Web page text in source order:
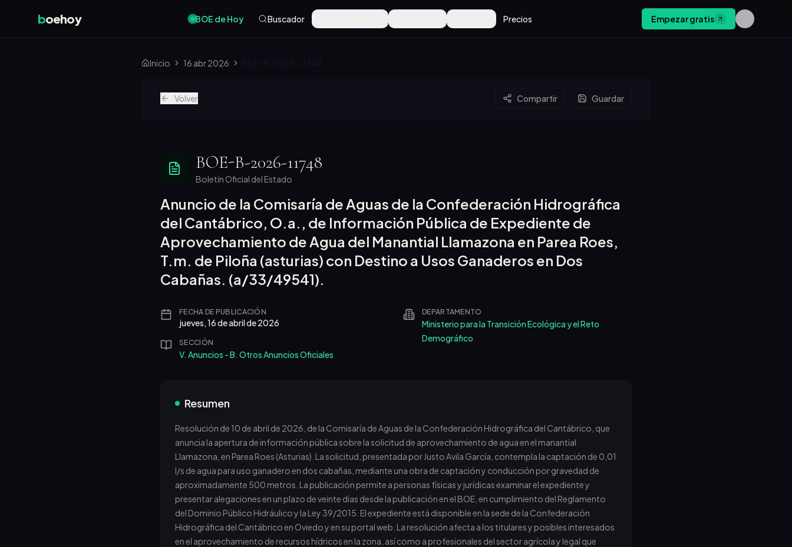
boehoy BOE de Hoy Buscador Precios Empezar gratis
Inicio 16 abr 2026 BOE-B-2026-11748
Volver Compartir Guardar
BOE-B-2026-11748
Boletín Oficial del Estado
Anuncio de la Comisaría de Aguas de la Confederación Hidrográfica
del Cantábrico, O.a., de Información Pública de Expediente de
Aprovechamiento de Agua del Manantial Llamazona en Parea Roes,
T.m. de Piloña (asturias) con Destino a Usos Ganaderos en Dos
Cabañas. (a/33/49541).
FECHA DE PUBLICACIÓN
jueves, 16 de abril de 2026
SECCIÓN
V. Anuncios - B. Otros Anuncios Oficiales
DEPARTAMENTO
Ministerio para la Transición Ecológica y el Reto
Demográfico
Resumen
Resolución de 10 de abril de 2026, de la Comisaría de Aguas de la Confederación Hidrográfica del Cantábrico, que
anuncia la apertura de información pública sobre la solicitud de aprovechamiento de agua en el manantial
Llamazona, en Parea Roes (Asturias). La solicitud, presentada por Justo Avila García, contempla la captación de 0,01
l/s de agua para uso ganadero en dos cabañas, mediante una obra de captación y conducción por gravedad de
aproximadamente 500 metros. La publicación permite a personas físicas y jurídicas examinar el expediente y
presentar alegaciones en un plazo de veinte días desde la publicación en el BOE, en cumplimiento del Reglamento
del Dominio Público Hidráulico y la Ley 39/2015. El expediente está disponible en la sede de la Confederación
Hidrográfica del Cantábrico en Oviedo y en su portal web. La resolución afecta a los titulares y posibles interesados
en el aprovechamiento de recursos hídricos en la zona, así como a profesionales del sector agrícola y legal que